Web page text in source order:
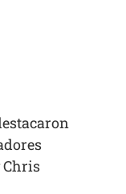
Chris